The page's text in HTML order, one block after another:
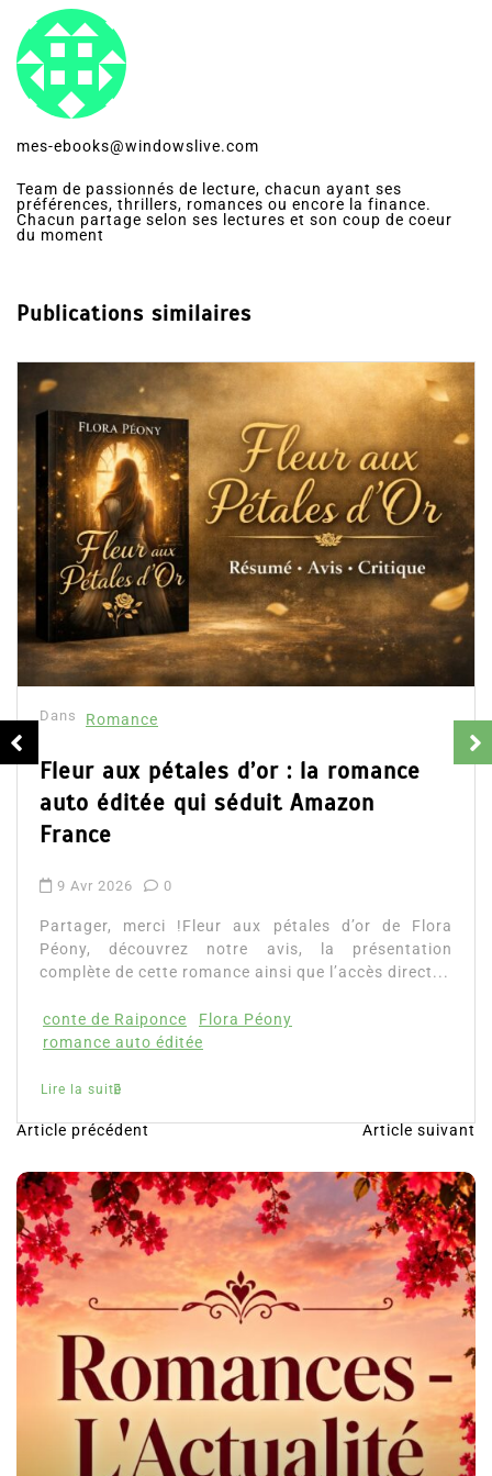
mes-ebooks@windowslive.com
Team de passionnés de lecture, chacun ayant ses
préférences, thrillers, romances ou encore la finance.
Chacun partage selon ses lectures et son coup de coeur
du moment
Publications similaires
Dans Romance
Fleur aux pétales d’or : la romance
auto éditée qui séduit Amazon
France
9 Avr 2026 0
Partager, merci !Fleur aux pétales d’or de Flora
Péony, découvrez notre avis, la présentation
complète de cette romance ainsi que l’accès direct...
conte de Raiponce
Flora Péony
romance auto éditée
Lire la suite
N
a
v
i
g
a
t
Article précédent Article suivant